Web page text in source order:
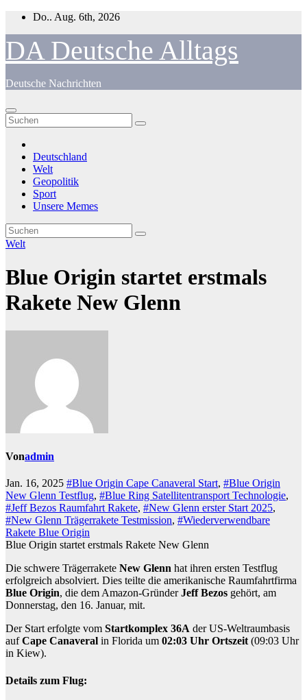
Zum
springen
Do.. Aug. 6th, 2026
DA Deutsche Alltags
Deutsche Nachrichten
Deutschland
Welt
Geopolitik
Sport
Unsere Memes
Welt
Blue Origin startet erstmals
Rakete New Glenn
Vonadmin
Jan. 16, 2025 #Blue Origin Cape Canaveral Start, #Blue Origin
New Glenn Testflug, #Blue Ring Satellitentransport Technologie,
#Jeff Bezos Raumfahrt Rakete, #New Glenn erster Start 2025,
#New Glenn Trägerrakete Testmission, #Wiederverwendbare
Rakete Blue Origin
Blue Origin startet erstmals Rakete New Glenn
Die schwere Trägerrakete New Glenn hat ihren ersten Testflug
erfolgreich absolviert. Dies teilte die amerikanische Raumfahrtfirma
Blue Origin, die dem Amazon-GründerJeff Bezos gehört, am
Donnerstag, den 16. Januar, mit.
Der Start erfolgte vom Startkomplex 36A der US-Weltraumbasis
aufCape Canaveral in Florida um 02:03 Uhr Ortszeit(09:03 Uhr
in Kiew).
Details zum Flug: